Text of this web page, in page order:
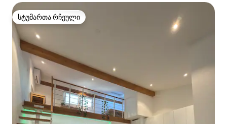
სტუმართა რჩეული
სტუმართა რჩეული